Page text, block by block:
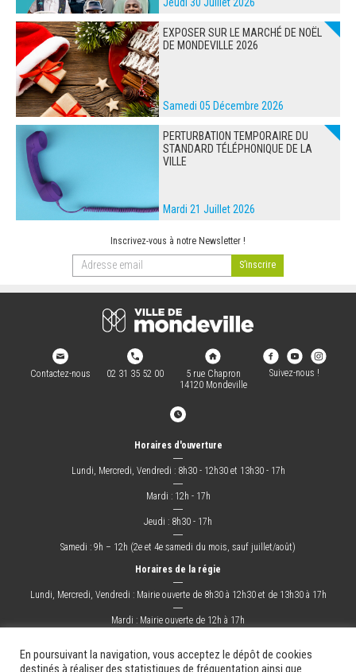
EXPOSER SUR LE MARCHÉ DE NOËL
DE MONDEVILLE 2026
Samedi 05 Décembre 2026
PERTURBATION TEMPORAIRE DU
STANDARD TÉLÉPHONIQUE DE LA
VILLE
Mardi 21 Juillet 2026
Inscrivez-vous à notre Newsletter !
Contactez-nous 02 31 35 52 00
5 rue Chapron
14120 Mondeville
Suivez-nous !
Horaires d'ouverture
―
Lundi, Mercredi, Vendredi : 8h30 - 12h30 et 13h30 - 17h
―
Mardi : 12h - 17h
―
Jeudi : 8h30 - 17h
―
Samedi : 9h – 12h (2e et 4e samedi du mois, sauf juillet/août)
Horaires de la régie
―
Lundi, Mercredi, Vendredi : Mairie ouverte de 8h30 à 12h30 et de 13h30 à 17h
―
Mardi : Mairie ouverte de 12h à 17h
En poursuivant la navigation, vous acceptez le dépôt de cookies
destinés à réaliser des statistiques de fréquentation ainsi que